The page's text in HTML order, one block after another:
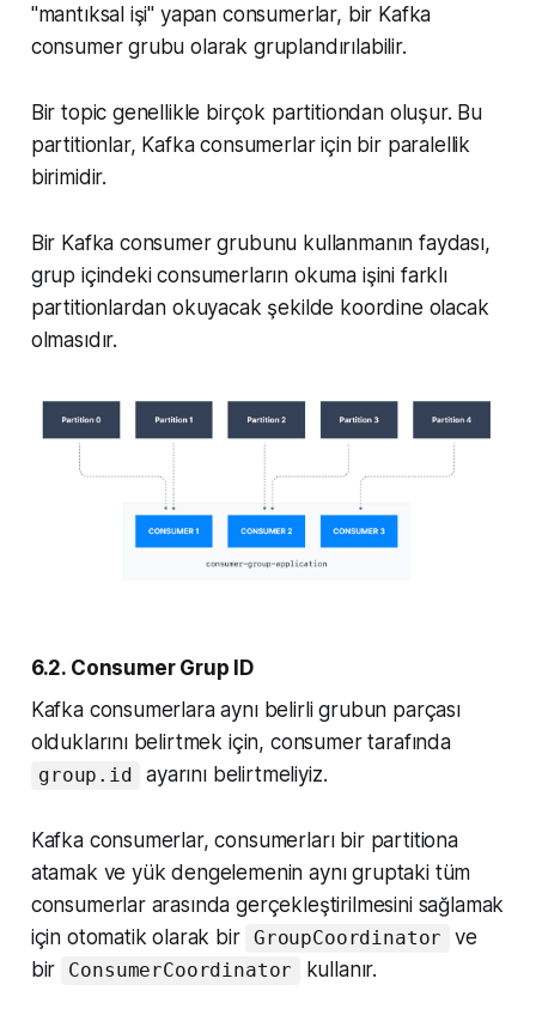
"mantıksal işi" yapan consumerlar, bir Kafka
consumer grubu olarak gruplandırılabilir.
Bir topic genellikle birçok partitiondan oluşur. Bu
partitionlar, Kafka consumerlar için bir paralellik
birimidir.
Bir Kafka consumer grubunu kullanmanın faydası,
grup içindeki consumerların okuma işini farklı
partitionlardan okuyacak şekilde koordine olacak
olmasıdır.
6.2. Consumer Grup ID
Kafka consumerlara aynı belirli grubun parçası
olduklarını belirtmek için, consumer tarafında
group.id ayarını belirtmeliyiz.
Kafka consumerlar, consumerları bir partitiona
atamak ve yük dengelemenin aynı gruptaki tüm
consumerlar arasında gerçekleştirilmesini sağlamak
için otomatik olarak bir GroupCoordinator
ve
bir
ConsumerCoordinator kullanır.